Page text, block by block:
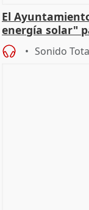
El
energía solar"
Sonido